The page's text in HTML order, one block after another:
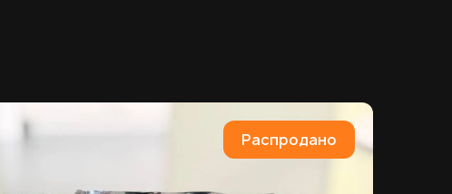
Распродано